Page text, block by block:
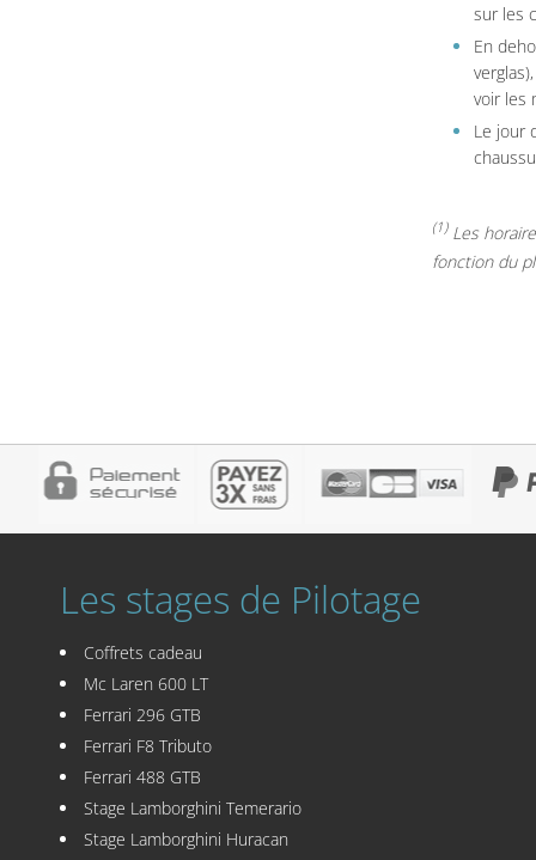
sur les
En
voir les
Le jour
(1)Les
fonction du
Les stages de Pilotage
Coffrets cadeau
Mc Laren 600 LT
Ferrari 296 GTB
Ferrari F8 Tributo
Ferrari 488 GTB
Stage Lamborghini Temerario
Stage Lamborghini Huracan